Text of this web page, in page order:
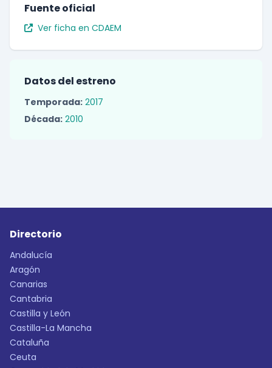
Fuente oficial
Ver ficha en CDAEM
Datos del estreno
Temporada: 2017
Década: 2010
Directorio
Andalucía
Aragón
Canarias
Cantabria
Castilla y León
Castilla-La Mancha
Cataluña
Ceuta